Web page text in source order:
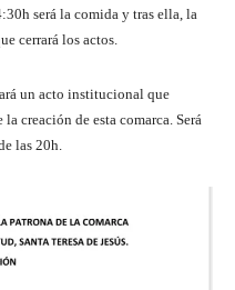
será la comida y tras ella, la
cerrará los actos.
un acto institucional que
creación de esta comarca. Será
las 20h.